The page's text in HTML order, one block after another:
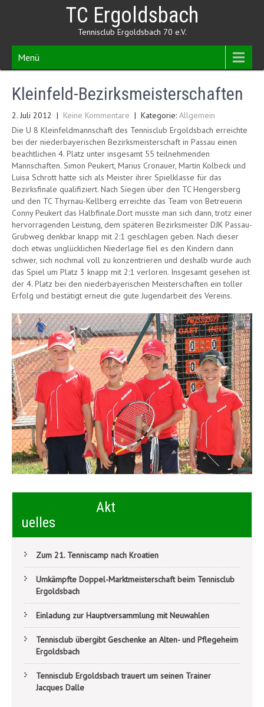
TC Ergoldsbach
Tennisclub Ergoldsbach 70 e.V.
Menü
Kleinfeld-Bezirksmeisterschaften
2. Juli 2012 | Keine Kommentare | Kategorie: Allgemein
Die U 8 Kleinfeldmannschaft des Tennisclub Ergoldsbach erreichte
bei der niederbayerischen Bezirksmeisterschaft in Passau einen
beachtlichen 4. Platz unter insgesamt 55 teilnehmenden
Mannschaften. Simon Peukert, Marius Cronauer, Martin Kolbeck und
Luisa Schrott hatte sich als Meister ihrer Spielklasse für das
Bezirksfinale qualifiziert. Nach Siegen über den TC Hengersberg
und den TC Thyrnau-Kellberg erreichte das Team von Betreuerin
Conny Peukert das Halbfinale.Dort musste man sich dann, trotz einer
hervorragenden Leistung, dem späteren Bezirksmeister DJK Passau-
Grubweg denkbar knapp mit 2:1 geschlagen geben. Nach dieser
doch etwas unglücklichen Niederlage fiel es den Kindern dann
schwer, sich nochmal voll zu konzentrieren und deshalb wurde auch
das Spiel um Platz 3 knapp mit 2:1 verloren. Insgesamt gesehen ist
der 4. Platz bei den niederbayerischen Meisterschaften ein toller
Erfolg und bestätigt erneut die gute Jugendarbeit des Vereins.
Beitragsnavigation
Ereignisreicher Spieltag Damen 40 und Herren 40 sind Meister
Akt
uelles
Zum 21. Tenniscamp nach Kroatien
Umkämpfte Doppel-Marktmeisterschaft beim Tennisclub
Ergoldsbach
Einladung zur Hauptversammlung mit Neuwahlen
Tennisclub übergibt Geschenke an Alten- und Pflegeheim
Ergoldsbach
Tennisclub Ergoldsbach trauert um seinen Trainer
Jacques Dalle